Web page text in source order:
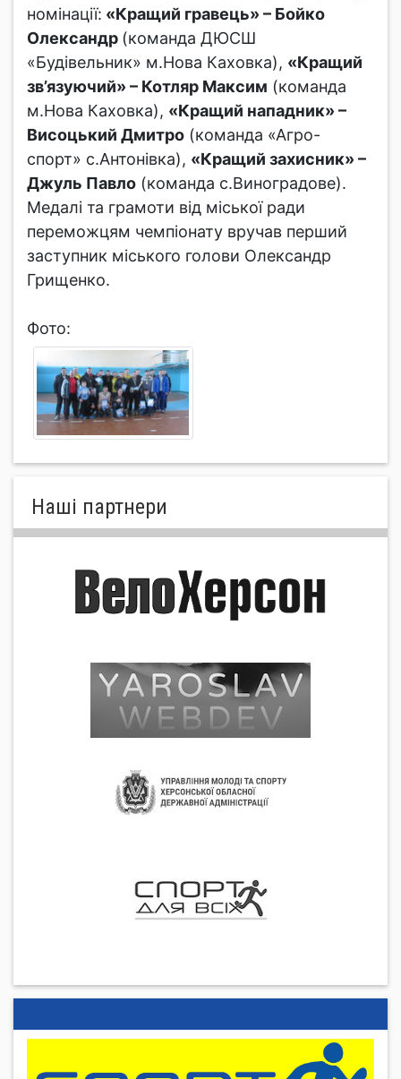
номінації: «Кращий гравець» – Бойко
Олександр (команда ДЮСШ
«Будівельник» м.Нова Каховка), «Кращий
зв’язуючий» – Котляр Максим (команда
м.Нова Каховка), «Кращий нападник» –
Висоцький Дмитро (команда «Агро-
спорт» с.Антонівка), «Кращий захисник» –
Джуль Павло (команда с.Виноградове).
Медалі та грамоти від міської ради
переможцям чемпіонату вручав перший
заступник міського голови Олександр
Грищенко.
Фото:
Нашi партнери